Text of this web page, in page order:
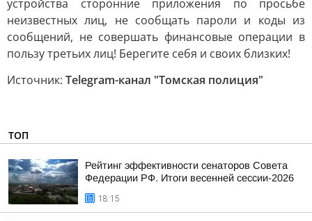
устройства сторонние приложения по просьбе
неизвестных лиц, не сообщать пароли и коды из
сообщений, не совершать финансовые операции в
пользу третьих лиц! Берегите себя и своих близких!
Источник: Telegram-канал "Томская полиция"
ТОП
Рейтинг эффективности сенаторов Совета
Федерации РФ. Итоги весенней сессии-2026
18:15